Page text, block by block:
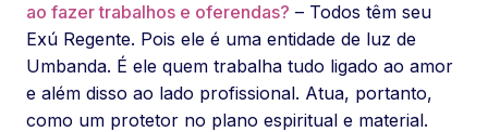
ao fazer trabalhos e oferendas? – Todos têm seu
Exú Regente. Pois ele é uma entidade de luz de
Umbanda. É ele quem trabalha tudo ligado ao amor
e além disso ao lado profissional. Atua, portanto,
como um protetor no plano espiritual e material.